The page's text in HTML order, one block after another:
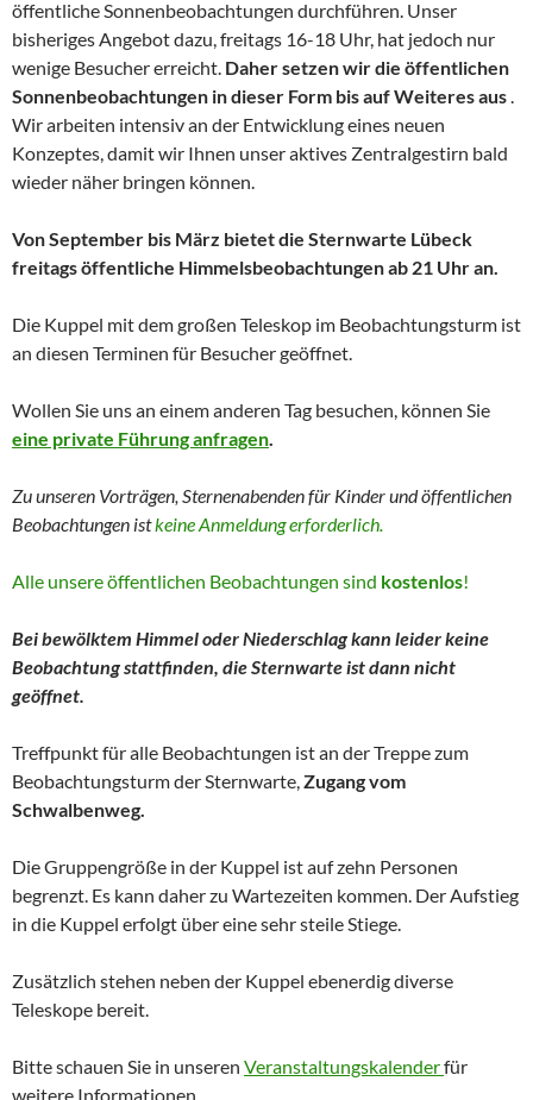
öffentliche Sonnenbeobachtungen durchführen. Unser
bisheriges Angebot dazu, freitags 16-18 Uhr, hat jedoch nur
wenige Besucher erreicht. Daher setzen wir die öffentlichen
Sonnenbeobachtungen in dieser Form bis auf Weiteres aus.
Wir arbeiten intensiv an der Entwicklung eines neuen
Konzeptes, damit wir Ihnen unser aktives Zentralgestirn bald
wieder näher bringen können.
Von September bis März bietet die Sternwarte Lübeck
freitags öffentliche Himmelsbeobachtungen ab 21 Uhr an.
Die Kuppel mit dem großen Teleskop im Beobachtungsturm ist
an diesen Terminen für Besucher geöffnet.
Wollen Sie uns an einem anderen Tag besuchen, können Sie
eine private Führung anfragen.
Zu unseren Vorträgen, Sternenabenden für Kinder undöffentlichen
Beobachtungen istkeine Anmeldung erforderlich.
Alle unsere öffentlichen Beobachtungen sind kostenlos!
Bei bewölktem Himmel oder Niederschlag kann leider keine
Beobachtung stattfinden, die Sternwarte ist dann nicht
geöffnet.
Treffpunkt für alle Beobachtungen ist an der Treppe zum
Beobachtungsturm der Sternwarte,Zugang vom
Schwalbenweg.
Die Gruppengröße in der Kuppel ist auf zehn Personen
begrenzt. Es kann daher zu Wartezeiten kommen. Der Aufstieg
in die Kuppel erfolgt über eine sehr steile Stiege.
Zusätzlich stehen neben der Kuppel ebenerdig diverse
Teleskope bereit.
Bitte schauen Sie in unseren Veranstaltungskalenderfür
weitere Informationen.